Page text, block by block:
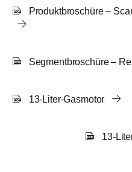
Produktbroschüre –
Segmentbroschüre –
13-Liter-Gasmotor
13-